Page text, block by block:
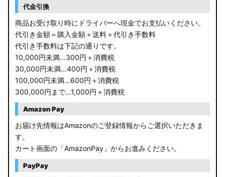
代金引換
商品お受け取り時にドライバーへ現金でお支払いください。
代引き金額＝購入金額＋送料＋代引き手数料
代引き手数料は下記の通りです。
10,000円未満…300円＋消費税
30,000円未満…400円＋消費税
100,000円未満…600円＋消費税
300,000円まで…1,000円＋消費税
Amazon Pay
お届け先情報はAmazonのご登録情報からご選択いただきま
す。
カート画面の「AmazonPay」からお進みください。
PayPay